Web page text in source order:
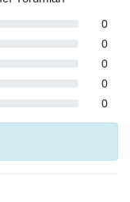
0
0
0
0
0